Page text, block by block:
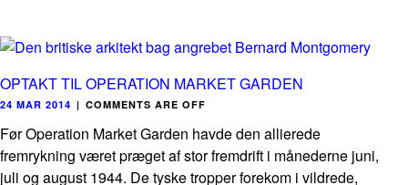
OPTAKT TIL OPERATION MARKET GARDEN
24 MAR 2014 | COMMENTS ARE OFF
Før Operation Market Garden havde den allierede
fremrykning været præget af stor fremdrift i månederne juni,
juli og august 1944. De tyske tropper forekom i vildrede,